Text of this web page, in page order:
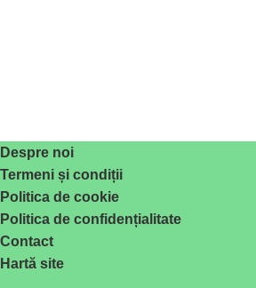
Despre noi
Termeni și condiții
Politica de cookie
Politica de confidențialitate
Contact
Hartă site